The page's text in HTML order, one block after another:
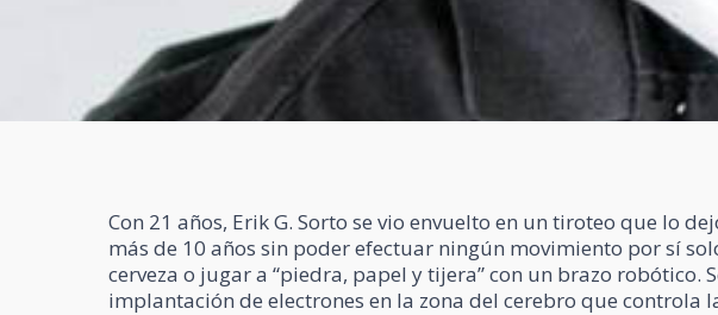
Con 21 años, Erik G. Sorto se vio envuelto en un tiroteo que lo
más de 10 años sin poder efectuar ningún movimiento por sí
cerveza o jugar a “piedra, papel y tijera” con un brazo robótico.
implantación de electrones en la zona del cerebro que